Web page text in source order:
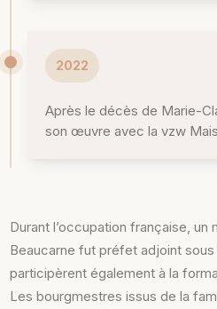
2022
Après le décès de Marie-
son œuvre avec la vzw
Durant l’occupation française, un
Beaucarne fut préfet adjoint
participèrent également à la
Les bourgmestres issus de la